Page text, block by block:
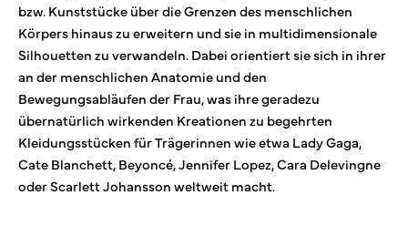
bzw. Kunststücke über die Grenzen des menschlichen
Körpers hinaus zu erweitern und sie in multidimensionale
Silhouetten zu verwandeln. Dabei orientiert sie sich in ihrer
an der menschlichen Anatomie und den
Bewegungsabläufen der Frau, was ihre geradezu
übernatürlich wirkenden Kreationen zu begehrten
Kleidungsstücken für Trägerinnen wie etwa Lady Gaga,
Cate Blanchett, Beyoncé, Jennifer Lopez, Cara Delevingne
oder Scarlett Johansson weltweit macht.